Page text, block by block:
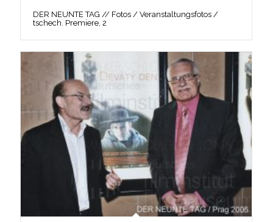
DER NEUNTE TAG // Fotos / Veranstaltungsfotos /
tschech. Premiere, 2